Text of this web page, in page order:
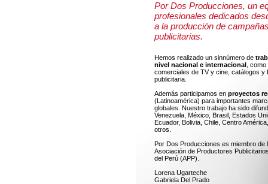
Por Dos Producciones, un
profesionales dedicados
a la producción de
publicitarias.
Hemos realizado un sinnúmero de
nivel nacional e internacional , como
comerciales de TV y cine, catálogos y
publicitaria.
Además participamos en proyectos
(Latinoamérica) para importantes
globales. Nuestro trabajo ha sido
Venezuela, México, Brasil, Estados
Ecuador, Bolivia, Chile, Centro
otros.
Por Dos Producciones es miembro de
Asociación de Productores
del Perú (APP).
Lorena Ugarteche
Gabriela Del Prado